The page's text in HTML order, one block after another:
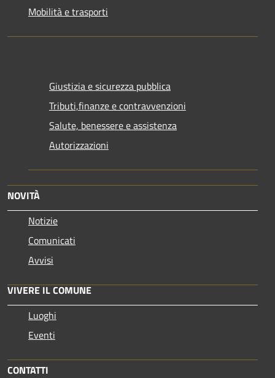
Mobilità e trasporti
Giustizia e sicurezza pubblica
Tributi,finanze e contravvenzioni
Salute, benessere e assistenza
Autorizzazioni
NOVITÀ
Notizie
Comunicati
Avvisi
VIVERE IL COMUNE
Luoghi
Eventi
CONTATTI